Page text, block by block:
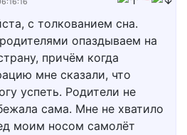
с толкованием сна.
опаздываем на
причём когда
мне сказали, что
успеть. Родители не
сама. Мне не хватило
моим носом самолёт